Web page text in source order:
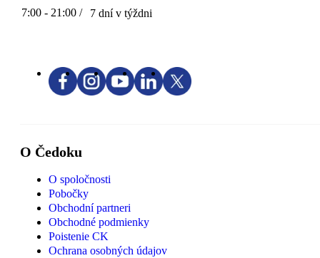
7:00 - 21:00 / 7 dní v týždni
O Čedoku
O spoločnosti
Pobočky
Obchodní partneri
Obchodné podmienky
Poistenie CK
Ochrana osobných údajov